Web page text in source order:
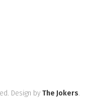
Design by The Jokers.